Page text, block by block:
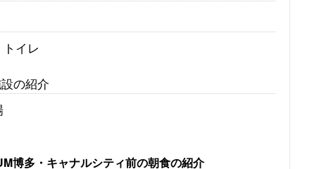
イレ
の紹介
博多・キャナルシティ前の朝食の紹介